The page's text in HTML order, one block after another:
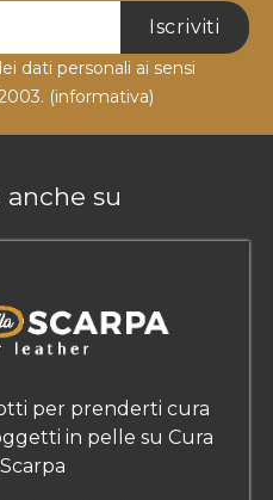
Iscriviti
dati personali ai sensi
(informativa)
su
per prenderti cura
in pelle su Cura